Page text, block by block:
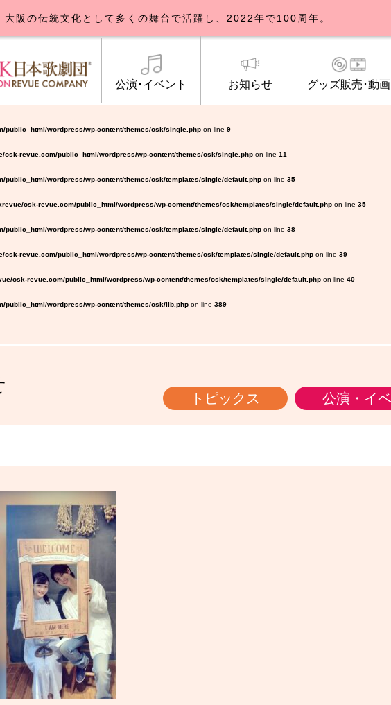
public_html/wordpress/wp-content/themes/osk/single.php on line 9
osk-revue.com/public_html/wordpress/wp-content/themes/osk/single.php on line 11
public_html/wordpress/wp-content/themes/osk/templates/single/default.php on line 35
osk-revue.com/public_html/wordpress/wp-content/themes/osk/templates/single/default.php on line 35
public_html/wordpress/wp-content/themes/osk/templates/single/default.php on line 38
osk-revue.com/public_html/wordpress/wp-content/themes/osk/templates/single/default.php on line 39
osk-revue.com/public_html/wordpress/wp-content/themes/osk/templates/single/default.php on line 40
public_html/wordpress/wp-content/themes/osk/lib.php on line 389
大阪の伝統文化として多くの舞台で活躍し、2022年で100周年。
公演･イベント
公演･イベント ブルックリンパーラー公演
お知らせ
お知らせ一覧 トピックス
グッズ販売･動画
公式グッズ販売
OSK日本歌劇団について 研修生募集について
トピックス 公演・イ